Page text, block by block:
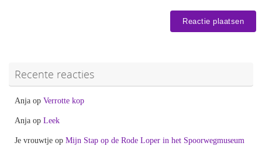
Recente reacties
Anja op Verrotte kop
Anja op Leek
Je vrouwtje op Mijn Stap op de Rode Loper in het Spoorwegmuseum